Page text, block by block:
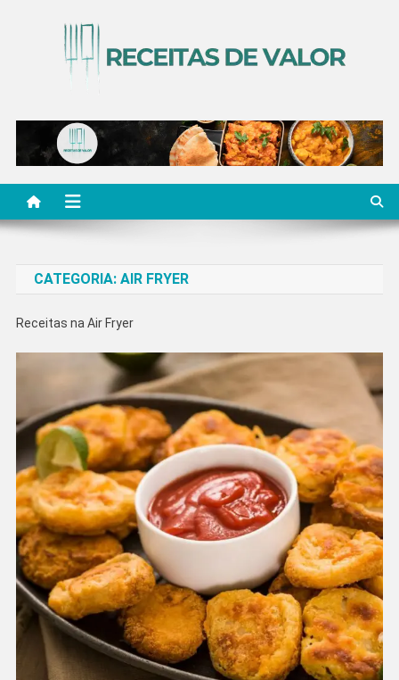
Receitas de Valor
CATEGORIA: AIR FRYER
Receitas na Air Fryer